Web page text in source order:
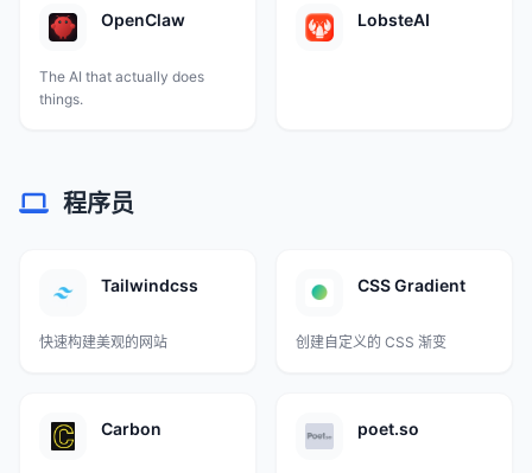
OpenClaw
The AI that actually does
things.
LobsteAI
程序员
Tailwindcss
快速构建美观的网站
CSS Gradient
创建自定义的 CSS 渐变
Carbon poet.so